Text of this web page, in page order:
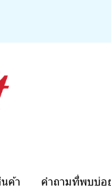
ค้า คำถามที่พบบ่อ